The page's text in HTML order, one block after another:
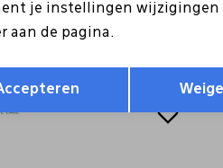
Terug
je instellingen wijzigingen
aan de pagina.